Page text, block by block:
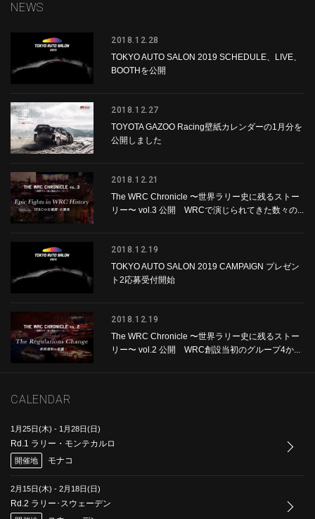
NEWS
2018.12.28
TOKYO AUTO SALON 2019 SCHEDULE、LIVE、
BOOTHを公開
2018.12.27
TOYOTA GAZOO Racing壁紙カレンダーの1月分を
公開しました
2018.12.21
The WRC Chronicle 〜世界ラリー史に残るストー
リー〜 vol.3 公開 WRCで演じられてきた数々の...
2018.12.19
TOKYO AUTO SALON 2019 CAMPAIGN プレゼン
ト2応募受付開始
2018.12.19
The WRC Chronicle 〜世界ラリー史に残るストー
リー〜 vol.2 公開 WRC創設当初のグループ4か...
CALENDAR
1月25日(木) - 1月28日(日)
Rd.1 ラリー・モンテカルロ
開催地 モナコ
2月15日(木) - 2月18日(日)
Rd.2 ラリー･スウェーデン